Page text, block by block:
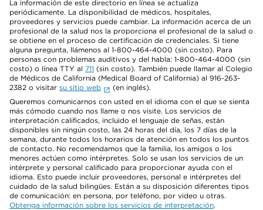
La información de este directorio en línea se actualiza
periódicamente. La disponibilidad de médicos, hospitales,
proveedores y servicios puede cambiar. La información acerca de un
profesional de la salud nos la proporciona el profesional de la salud o
se obtiene en el proceso de certificación de credenciales. Si tiene
alguna pregunta, llámenos al 1-800-464-4000 (sin costo). Para
personas con problemas auditivos y del habla: 1-800-464-4000 (sin
costo) o línea TTY al 711 (sin costo). También puede llamar al Colegio
de Médicos de California (Medical Board of California) al 916-263-
2382 o visitar su sitio web
(en inglés).
Queremos comunicarnos con usted en el idioma con el que se sienta
más cómodo cuando nos llame o nos visite. Los servicios de
interpretación calificados, incluido el lenguaje de señas, están
disponibles sin ningún costo, las 24 horas del día, los 7 días de la
semana, durante todos los horarios de atención en todos los puntos
de contacto. No recomendamos que la familia, los amigos o los
menores actúen como intérpretes. Solo se usan los servicios de un
intérprete y personal calificado para proporcionar ayuda con el
idioma. Esto puede incluir proveedores, personal e intérpretes del
cuidado de la salud bilingües. Están a su disposición diferentes tipos
de comunicación: en persona, por teléfono, por video u otras.
Obtenga información sobre los servicios de interpretación.